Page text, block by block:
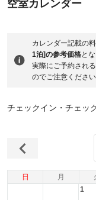
空室カレンダー
カレンダー記載の
1泊]の参考価格と
実際にご予約され
のでご注意ください
チェックイン・チェッ
日 月
1